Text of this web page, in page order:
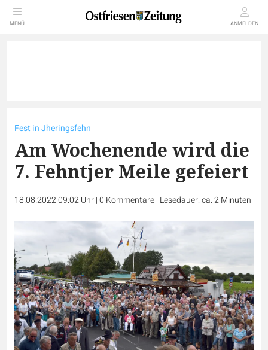
MENÜ ANMELDEN
Fest in Jheringsfehn
Am Wochenende wird die
7. Fehntjer Meile gefeiert
18.08.2022 09:02 Uhr|0 Kommentare| Lesedauer: ca. 2 Minuten